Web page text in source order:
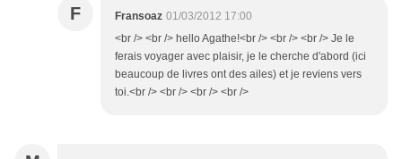
F Fransoaz 01/03/2012 17:00
<br /> <br /> hello Agathe!<br /> <br /> <br /> Je le
ferais voyager avec plaisir, je le cherche d'abord (ici
beaucoup de livres ont des ailes) et je reviens vers
toi.<br /> <br /> <br /> <br />